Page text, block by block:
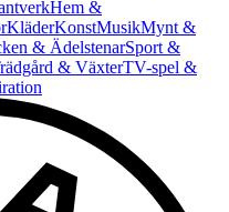
Hem &
KläderKonstMusikMynt &
& ÄdelstenarSport &
& VäxterTV-spel &